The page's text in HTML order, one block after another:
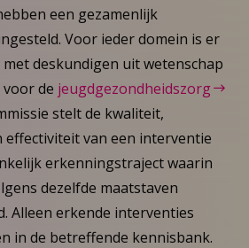
een gezamenlijk
Voor ieder domein is er
deskundigen uit wetenschap
de jeugdgezondheidszorg
stelt de kwaliteit,
van een interventie
erkenningstraject waarin
dezelfde maatstaven
Alleen erkende interventies
in de betreffende kennisbank.